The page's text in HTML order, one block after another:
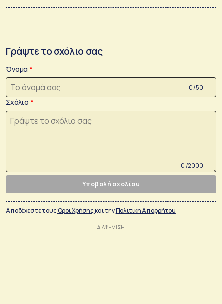
Γράψτε το σχόλιο σας
Όνομα
0 /50
Σχόλιο
0 /2000
Υποβολή σχολίου
Αποδέχεστε τουςΌροι Χρήσηςκαι τηνΠολιτικη Απορρήτου